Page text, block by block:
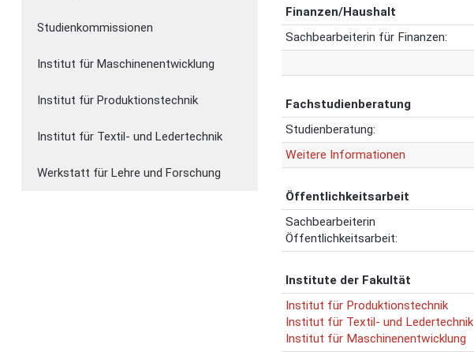
Studienkommissionen
Institut für Maschinenentwicklung
Institut für Produktionstechnik
Institut für Textil- und Ledertechnik
Werkstatt für Lehre und Forschung
Finanzen/Haushalt
Sachbearbeiterin für Finanzen:
Fachstudienberatung
Studienberatung:
Weitere Informationen
Öffentlichkeitsarbeit
Sachbearbeiterin
Öffentlichkeitsarbeit:
Institute der Fakultät
Institut für Produktionstechnik
Institut für Textil- und Ledertechnik
Institut für Maschinenentwicklung